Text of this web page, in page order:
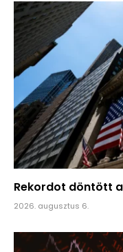
Rekordot döntött
2026. augusztus 6.